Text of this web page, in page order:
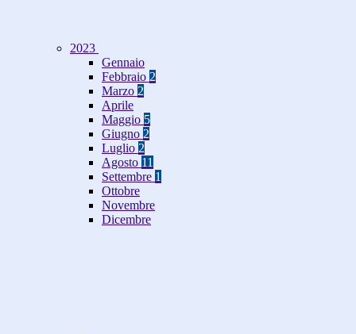
2023
Gennaio
Febbraio 2
Marzo 2
Aprile
Maggio 5
Giugno 2
Luglio 2
Agosto 11
Settembre 1
Ottobre
Novembre
Dicembre